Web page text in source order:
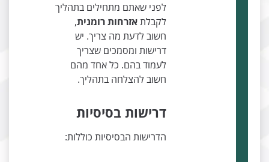
לפני שאתם מתחילים בתהליך
לקבלתאזרחות רומנית,
חשוב לדעת מה צריך. יש
דרישות ומסמכים שצריך
לעמוד בהם. כל אחד מהם
חשוב להצלחה בתהליך.
דרישות בסיסיות
הדרישות הבסיסיות כוללות: